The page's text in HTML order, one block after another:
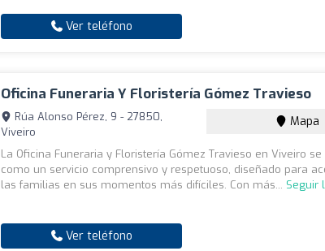
Ver teléfono
Oficina Funeraria Y Floristería Gómez Travieso
Rúa Alonso Pérez, 9 - 27850,
Viveiro
Mapa
La Oficina Funeraria y Floristería Gómez Travieso en Viveiro
como un servicio comprensivo y respetuoso, diseñado para
las familias en sus momentos más difíciles. Con más... Seguir
Ver teléfono